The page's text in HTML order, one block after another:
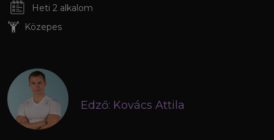
Heti 2 alkalom
Közepes
Edző: Kovács Attila